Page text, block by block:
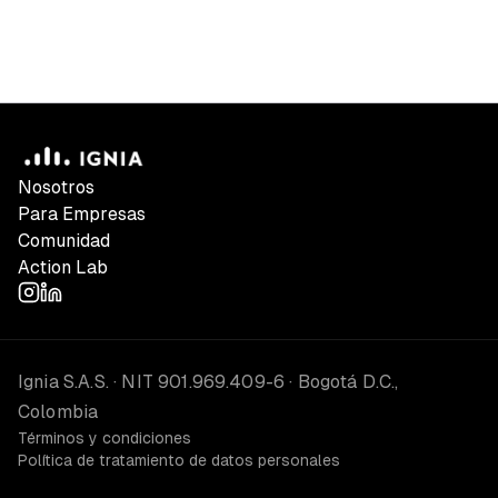
Nosotros
Para Empresas
Comunidad
Action Lab
Ignia S.A.S. · NIT 901.969.409-6 · Bogotá D.C.,
Colombia
Términos y condiciones
Política de tratamiento de datos personales